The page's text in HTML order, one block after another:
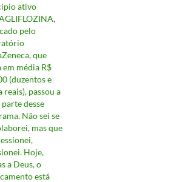
ativo
pelo
que
em média R$
(duzentos e
reais), passou a
desse
Não sei se
mas que
Hoje,
a Deus, o
está